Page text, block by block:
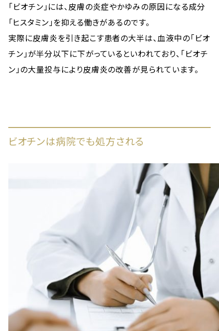
「ビオチン」には、皮膚の炎症やかゆみの原因になる成分
「ヒスタミン」を抑える働きがあるのです。
実際に皮膚炎を引き起こす患者の大半は、血液中の「ビオ
チン」が半分以下に下がっているといわれており、「ビオチ
ン」の大量投与により皮膚炎の改善が見られています。
ビオチンは病院でも処方される